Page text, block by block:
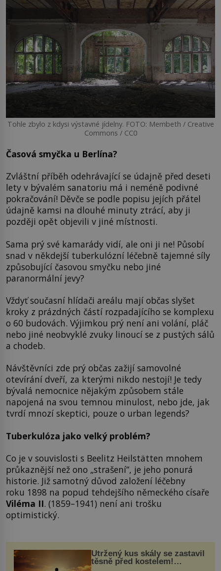
Tohle zbylo z kdysi výstavné jídelny. FOTO: Membeth / Creative
Commons / CC0
Časová smyčka u Berlína?
Zvláštní příběh odehrávající se údajně před deseti
lety v bývalém sanatoriu má i neméně podivné
pokračování! Děvče se podle popisu jejích přátel
údajně kamsi na dlouhé minuty ztrácí, aby ji
později opět objevili v jiné místnosti.
Sama prý své kamarády vidí, ale oni ji ne! Působí
snad v někdejší tuberkulózní léčebně tajemné síly
způsobující časovou smyčku nebo jiné
paranormální jevy?
Vždyť současní hlídači areálu mají občas slyšet
kroky z prázdných částí rozpadajícího se komplexu
o 60 budovách. Výjimkou prý není ani volání, pláč
nebo jiné neobvyklé zvuky linoucí se z pustých sálů
a chodeb.
Návštěvníci zde prý občas zažijí samovolné
otevírání dveří, za kterými nikdo nestojí! Je tedy
bývalá nemocnice nějakým způsobem stále
napojená na svou temnou minulost, nebo jde, jak
tvrdí mnozí skeptici, pouze o urban legends?
Tuberkulóza jako velký problém?
Co je v souvislosti s Beelitz Heilstätten mnohem
průkaznější než ono „strašení“, je jeho ponurá
historie. Již samotný důvod založení léčebny
roku 1898 na popud tehdejšího německého císaře
Viléma II. (1859–1941) není ani trošku
optimistický.
Utržený kus skály se zastavil
těsně před kostelem!
Ochránila ho boží síla?